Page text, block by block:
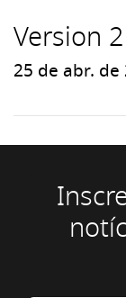
Version
25 de abr. de